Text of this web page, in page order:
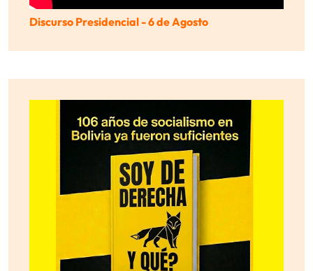
Discurso Presidencial - 6 de Agosto